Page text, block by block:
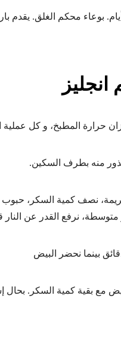
بوعاء محكم الغلق. يقدم
حرارة المطبخ، و كل
منه بطرف السكين.
نصف كمية السكر، حبوب
نرفع القدر عن النار
مع بقية كمية السكر.